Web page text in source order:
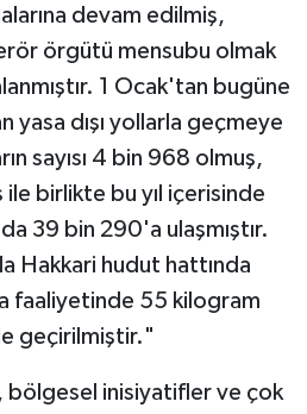
devam edilmiş,
örgütü mensubu olmak
1 Ocak'tan bugüne
yasa dışı yollarla geçmeye
sayısı 4 bin 968 olmuş,
ile birlikte bu yıl içerisinde
39 bin 290'a ulaşmıştır.
Hakkari hudut hattında
faaliyetinde 55 kilogram
geçirilmiştir."
bölgesel inisiyatifler ve çok